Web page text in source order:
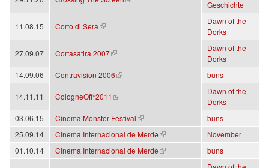
Geschichte
11.08.15 Corto di Sera
(Link ist extern)
Dawn of the
Dorks
27.09.07 Cortasatira 2007
(Link ist extern)
Dawn of the
Dorks
14.09.06
Contravision 2006
(Link ist extern) buns
14.11.11 CologneOff*2011
(Link ist extern)
Dawn of the
Dorks
03.06.15
Cinema Monster Festival
(Link ist extern)
buns
25.09.14
Cinema Internacional de Merdə
(Link ist extern)
November
01.10.14
Cinema Internacional de Merdə
(Link ist extern) buns